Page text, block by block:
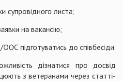
супровідного листа;
на вакансію;
підготуватись до співбесіди.
дізнатися про досвід
з ветеранами через статті-